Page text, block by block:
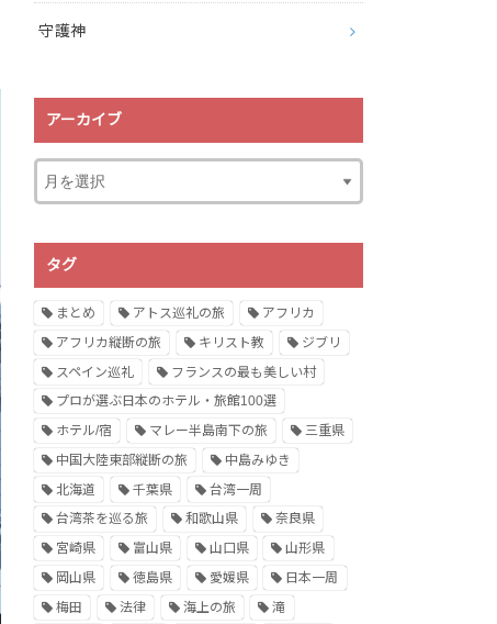
守護神
アーカイブ
タグ
まとめ アトス巡礼の旅
アフリカ
アフリカ縦断の旅
キリスト教
ジブリ
スペイン巡礼
フランスの最も美しい村
プロが選ぶ日本のホテル・旅館100選
ホテル/宿
マレー半島南下の旅
三重県
中国大陸東部縦断の旅
中島みゆき
北海道
千葉県
台湾一周
台湾茶を巡る旅
和歌山県
奈良県
宮崎県
富山県 山口県
山形県
岡山県
徳島県 愛媛県
日本一周
梅田
法律 海上の旅
滝